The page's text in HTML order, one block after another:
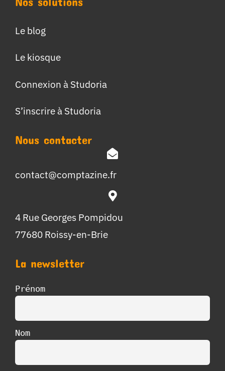
Le blog
Le kiosque
Connexion à Studoria
S’inscrire à Studoria
Nous contacter
contact@comptazine.fr
4 Rue Georges Pompidou
77680 Roissy-en-Brie
La newsletter
Prénom
Nom